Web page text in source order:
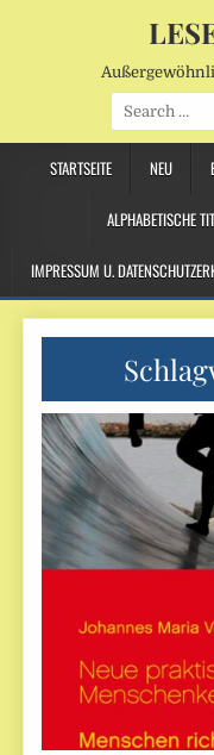
Search
for:
STARTSEITE NEU
ALPHABETISCHE
IMPRESSUM U.